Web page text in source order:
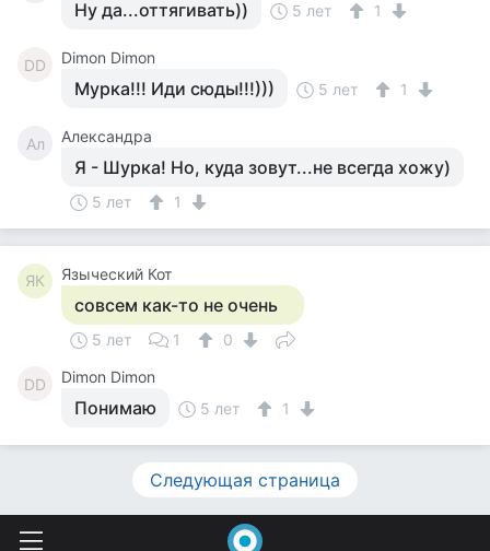
Ну да...оттягивать)) 5 лет 1
DD Dimon Dimon
Мурка!!! Иди сюды!!!))) 5 лет 1
Ал Александра
Я - Шурка! Но, куда зовут...не всегда хожу)
5 лет 1
ЯК Языческий Кот
совсем как-то не очень
5 лет 1 0
DD Dimon Dimon
Понимаю 5 лет 1
Следующая страница